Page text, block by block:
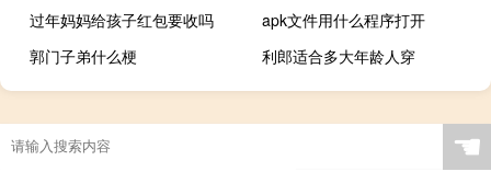
过年妈妈给孩子红包要收吗
apk文件用什么程序打开
郭门子弟什么梗
利郎适合多大年龄人穿
☚